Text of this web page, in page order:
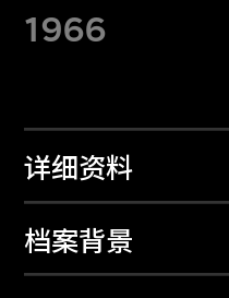
1966
详细资料
档案背景